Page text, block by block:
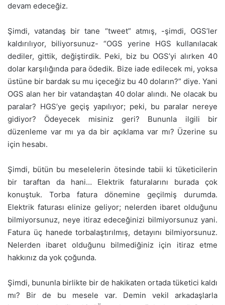
devam edeceğiz.
Şimdi, vatandaş bir tane “tweet” atmış, -şimdi, OGS’ler
kaldırılıyor, biliyorsunuz- “OGS yerine HGS kullanılacak
dediler, gittik, değiştirdik. Peki, biz bu OGS’yi alırken 40
dolar karşılığında para ödedik. Bize iade edilecek mi, yoksa
üstüne bir bardak su mu içeceğiz bu 40 doların?” diye. Yani
OGS alan her bir vatandaştan 40 dolar alındı. Ne olacak bu
paralar? HGS’ye geçiş yapılıyor; peki, bu paralar nereye
gidiyor? Ödeyecek misiniz geri? Bununla ilgili bir
düzenleme var mı ya da bir açıklama var mı? Üzerine su
için hesabı.
Şimdi, bütün bu meselelerin ötesinde tabii ki tüketicilerin
bir taraftan da hani… Elektrik faturalarını burada çok
konuştuk. Torba fatura dönemine geçilmiş durumda.
Elektrik faturası elinize geliyor; nelerden ibaret olduğunu
bilmiyorsunuz, neye itiraz edeceğinizi bilmiyorsunuz yani.
Fatura üç hanede torbalaştırılmış, detayını bilmiyorsunuz.
Nelerden ibaret olduğunu bilmediğiniz için itiraz etme
hakkınız da yok çoğunda.
Şimdi, bununla birlikte bir de hakikaten ortada tüketici kaldı
mı? Bir de bu mesele var. Demin vekil arkadaşlarla